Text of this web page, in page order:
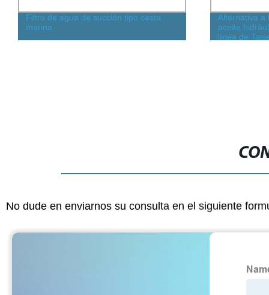
Filtro de agua de succión tipo cesta
marina
Alternativa a
aceite
línea de
No dude en enviarnos su consulta en el siguiente